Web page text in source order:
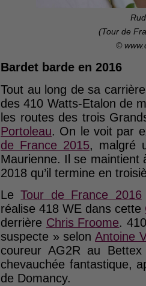
(Tour de
©
Bardet barde en 2016
Tout au long de sa
des 410 Watts-Etalon de
les routes des trois
Portoleau. On le voit par
de France 2015, malgré
Maurienne. Il se maintient
2018 qu’il termine en
LeTour de France 2016
réalise 418 WE dans cette
derrière Chris Froome.
suspecte » selonAntoine
coureur AG2R au
chevauchée fantastique,
de Domancy.